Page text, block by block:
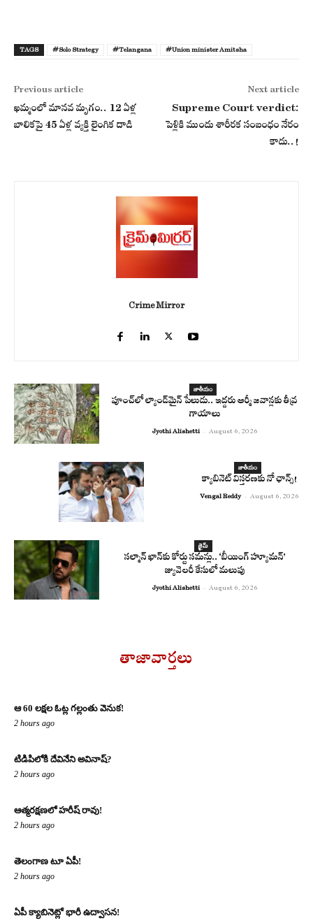
TAGS #Solo Strategy #Telangana #Union minister Amitsha
Previous article
ఖమ్మంలో మానవ మృగం.. 12 ఏళ్ల
బాలికపై 45 ఏళ్ల వ్యక్తి లైంగిక దాడి
Next article
Supreme Court verdict:
పెళ్లికి ముందు శారీరక సంబంధం నేరం
కాదు..!
Crime Mirror
జాతీయం
పూంచ్‌లో ల్యాండ్‌మైన్ పేలుడు.. ఇద్దరు ఆర్మీ జవాన్లకు తీవ్ర
గాయాలు
Jyothi Alishetti - August 6, 2026
జాతీయం
క్యాబినెట్ విస్తరణకు నో ఛాన్స్!
Vengal Reddy - August 6, 2026
క్రైమ్
సల్మాన్ ఖాన్‌కు కోర్టు సమన్లు.. ‘బీయింగ్ హ్యూమన్’
జ్యువెలరీ కేసులో మలుపు
Jyothi Alishetti - August 6, 2026
తాజావార్తలు
ఆ 60 లక్షల ఓట్ల గల్లంతు వెనుక!
2 hours ago
టిడిపిలోకి దేవినేని అవినాష్?
2 hours ago
ఆత్మరక్షణలో హరీష్ రావు!
2 hours ago
తెలంగాణ టూ ఏపీ!
2 hours ago
ఏపీ క్యాబినెట్లో భారీ ఉద్వాసన!